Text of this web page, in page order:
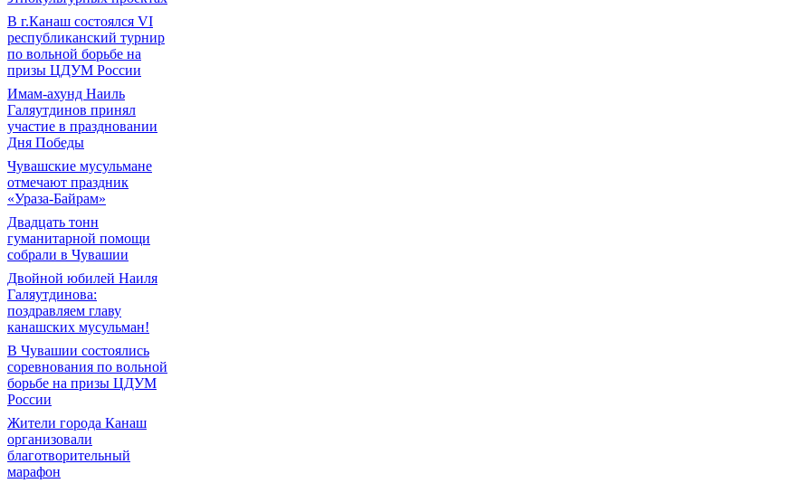
В г.Канаш состоялся VI
республиканский турнир
по вольной борьбе на
призы ЦДУМ России
Имам-ахунд Наиль
Галяутдинов принял
участие в праздновании
Дня Победы
Чувашские мусульмане
отмечают праздник
«Ураза-Байрам»
Двадцать тонн
гуманитарной помощи
собрали в Чувашии
Двойной юбилей Наиля
Галяутдинова:
поздравляем главу
канашских мусульман!
В Чувашии состоялись
соревнования по вольной
борьбе на призы ЦДУМ
России
Жители города Канаш
организовали
благотворительный
марафон